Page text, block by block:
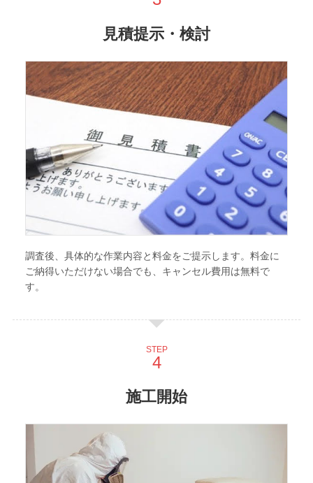
見積提示・検討
調査後、具体的な作業内容と料金をご提示します。料金に
ご納得いただけない場合でも、キャンセル費用は無料で
す。
STEP
施工開始